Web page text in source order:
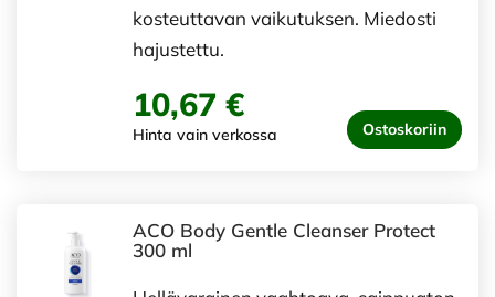
kosteuttavan vaikutuksen. Miedosti
hajustettu.
10,67 €
Hinta vain verkossa Ostoskoriin
ACO Body Gentle Cleanser Protect
300 ml